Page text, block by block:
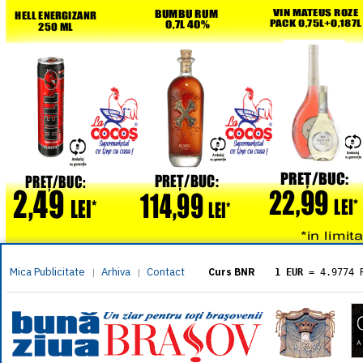
Mica Publicitate | Arhiva | Contact Curs BNR 1 EUR = 4.9774
= 5.8304
1 XAU= 464.4611
1 AED= 1.1933
1 AUD= 2.7957
1 BGN= 2.5449